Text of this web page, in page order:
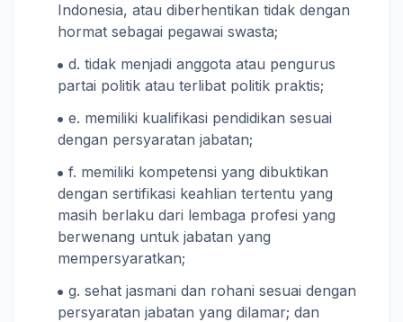
Indonesia, atau diberhentikan tidak dengan
hormat sebagai pegawai swasta;
d. tidak menjadi anggota atau pengurus
partai politik atau terlibat politik praktis;
e. memiliki kualifikasi pendidikan sesuai
dengan persyaratan jabatan;
f. memiliki kompetensi yang dibuktikan
dengan sertifikasi keahlian tertentu yang
masih berlaku dari lembaga profesi yang
berwenang untuk jabatan yang
mempersyaratkan;
g. sehat jasmani dan rohani sesuai dengan
persyaratan jabatan yang dilamar; dan